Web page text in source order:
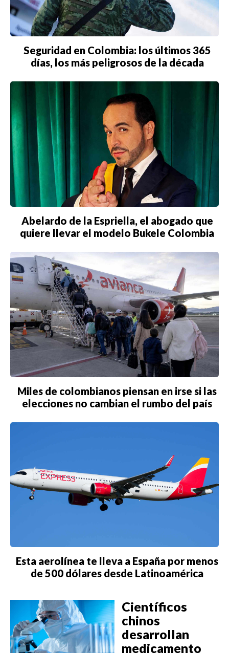
Seguridad en Colombia: los últimos 365
días, los más peligrosos de la década
Abelardo de la Espriella, el abogado que
quiere llevar el modelo Bukele Colombia
Miles de colombianos piensan en irse si las
elecciones no cambian el rumbo del país
Esta aerolínea te lleva a España por menos
de 500 dólares desde Latinoamérica
Científicos
chinos
desarrollan
medicamento